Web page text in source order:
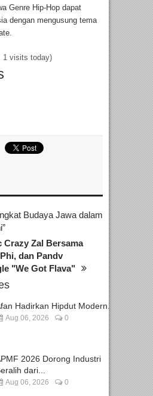
Genre Hip-Hop dapat
dengan mengusung tema
1 visits today)
Budaya Jawa dalam
Crazy Zal Bersama
dan Pandv
"We Got Flava"
Hadirkan Hipdut Modern...
Aug 06, 2026 0
2026 Dorong Industri
dari...
Aug 06, 2026 0